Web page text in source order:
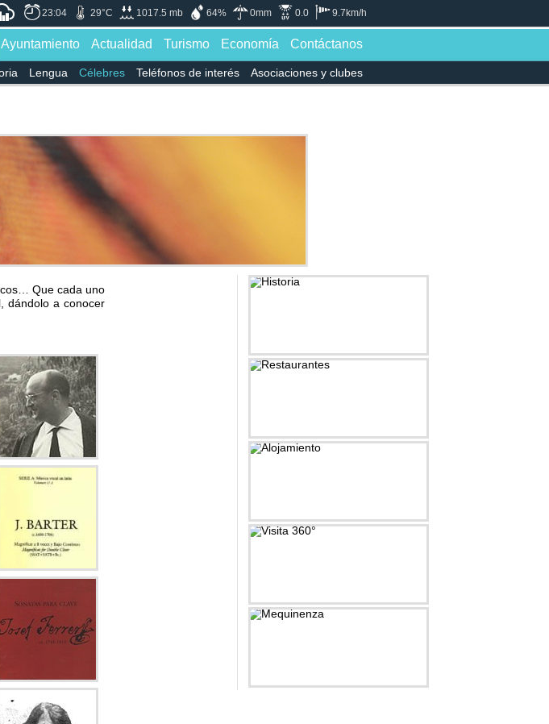
23:04 29°C 1017.5 mb 64% 0mm 0.0 9.7km/h
Ayuntamiento Actualidad Turismo Economía Contáctanos
Lengua Célebres Teléfonos de interés Asociaciones y clubes
Que cada uno
dándolo a conocer